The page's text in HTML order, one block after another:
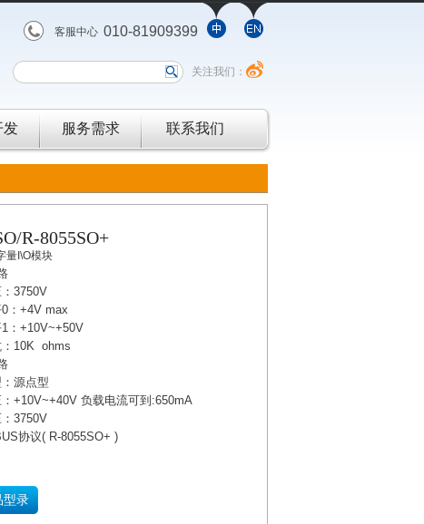
客服中心 010-81909399
关注我们：
发 服务需求 联系我们
R-8055SO+
量I\O模块
3750V
：+4V max
：+10V~+50V
10K ohms
源点型
+10V~+40V 负载电流可到:650mA
3750V
协议( R-8055SO+ )
型录